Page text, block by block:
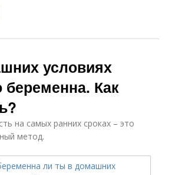
условиях
беременна. Как
на самых ранних сроках – это
метод.